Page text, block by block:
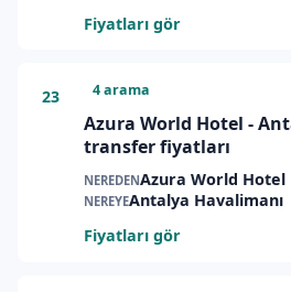
Fiyatları gör
23 4 arama
Azura World Hotel -
transfer fiyatları
NEREDENAzura World Hotel
NEREYEAntalya Havalimanı
Fiyatları gör